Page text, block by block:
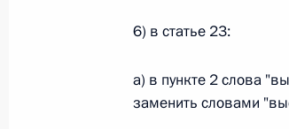
26 июля 2026 года
Федеральный
6) в статье 23:
а) в пункте 2 слова
заменить словами